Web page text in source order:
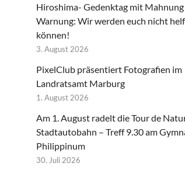
Hiroshima- Gedenktag mit
Warnung: Wir werden euch nicht
können!
3. August 2026
PixelClub präsentiert Fotografien im
Landratsamt Marburg
1. August 2026
Am 1. August radelt die Tour de
Stadtautobahn – Treff 9.30 am
Philippinum
30. Juli 2026